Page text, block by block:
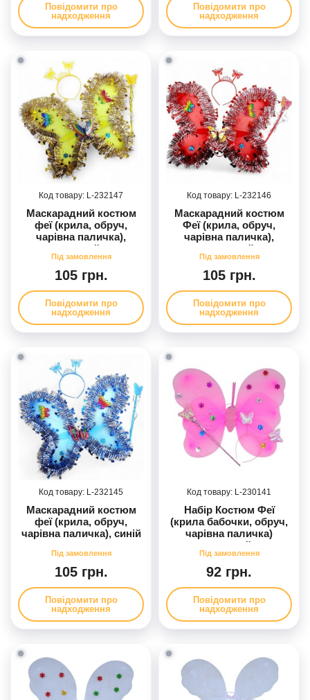
Повідомити про
надходження
Повідомити про
надходження
232147
Маскарадний костюм
феї (крила, обруч,
чарівна паличка),
жовтий
105 грн.
Повідомити про
надходження
232146
Маскарадний костюм
Феї (крила, обруч,
чарівна паличка),
червоний
105 грн.
Повідомити про
надходження
232145
Маскарадний костюм
феї (крила, обруч,
чарівна паличка), синій
105 грн.
Повідомити про
надходження
230141
Набір Костюм Феї
(крила бабочки, обруч,
чарівна паличка)
рожевий
92 грн.
Повідомити про
надходження